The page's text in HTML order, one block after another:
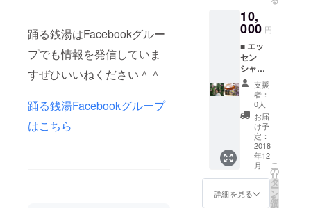
踊る銭湯はFacebookグルー
プでも情報を発信していま
すぜひいいねください＾＾
踊る銭湯Facebookグループ
はこちら
の脱構
築を掲
げてい
るが、
近頃は
活動で
きてい
ない
2016年
末にソ
ロ活動
を本格
始動
2018年
6月から
は音と
ペイン
トによ
チーフ
をス
ウェー
ドに描
いた油
彩作品
を発表
してい
る。 人
と人が
行き交
う「空
港施
設」か
らイン
スピ
レー
ション
にて二
人の作
品が展
示され
ます）
※ロング
Tシャツ
の写真
は完成
図のイ
メージ
です。
多少生
地感な
どは異
なりま
すがご
了承い
技が欲
しい！ -
純粋に
応援し
たい！
※シチュ
エー
ション
指定可
能 ※解
説付き
動画で
送りま
ーーー
ーーー
ーーー
10,
000 円
■ エッ
セン
シャル
オイル
は高品
質のも
のを
使って
いま
す。 厳
選され
た品
種、こ
だわり
ぬいた
支援
者：
0人
お届
け予
定：
2018
年12
月
詳細を見る
こ
の
リ
タ
ー
ン
を
選